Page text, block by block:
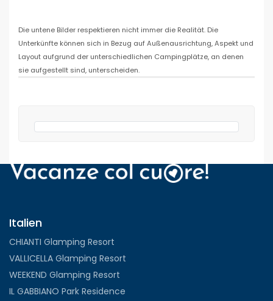
Die untene Bilder respektieren nicht immer die Realität. Die
Unterkünfte können sich in Bezug auf Außenausrichtung, Aspekt und
Layout aufgrund der unterschiedlichen Campingplätze, an denen
sie aufgestellt sind, unterscheiden.
Italien
CHIANTI Glamping Resort
VALLICELLA Glamping Resort
WEEKEND Glamping Resort
IL GABBIANO Park Residence